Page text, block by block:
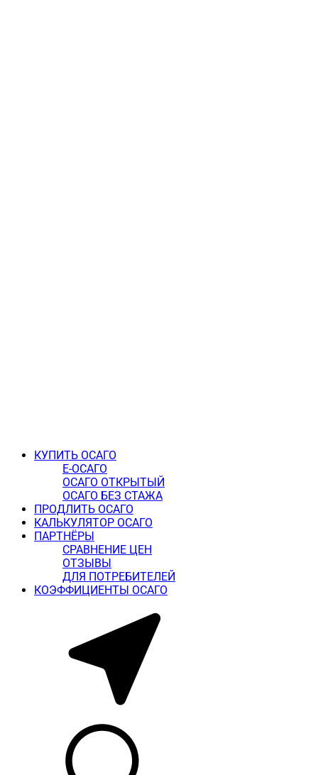
КУПИТЬ ОСАГО
Е-ОСАГО
ОСАГО ОТКРЫТЫЙ
ОСАГО БЕЗ СТАЖА
ПРОДЛИТЬ ОСАГО
КАЛЬКУЛЯТОР ОСАГО
ПАРТНЁРЫ
СРАВНЕНИЕ ЦЕН
ОТЗЫВЫ
ДЛЯ ПОТРЕБИТЕЛЕЙ
КОЭФФИЦИЕНТЫ ОСАГО